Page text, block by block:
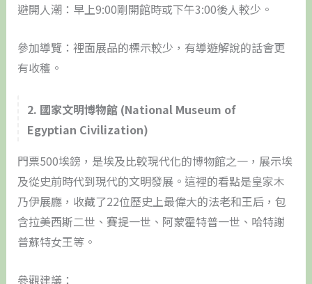
避開人潮：早上9:00剛開館時或下午3:00後人較少。
參加導覽：裡面展品的標示較少，有導遊解說的話會更
有收穫。
2. 國家文明博物館 (National Museum of
Egyptian Civilization)
門票500埃鎊，是埃及比較現代化的博物館之一，展示埃
及從史前時代到現代的文明發展。這裡的看點是皇家木
乃伊展廳，收藏了22位歷史上最偉大的法老和王后，包
含拉美西斯二世、賽提一世、阿蒙霍特普一世、哈特謝
普蘇特女王等。
參觀建議：